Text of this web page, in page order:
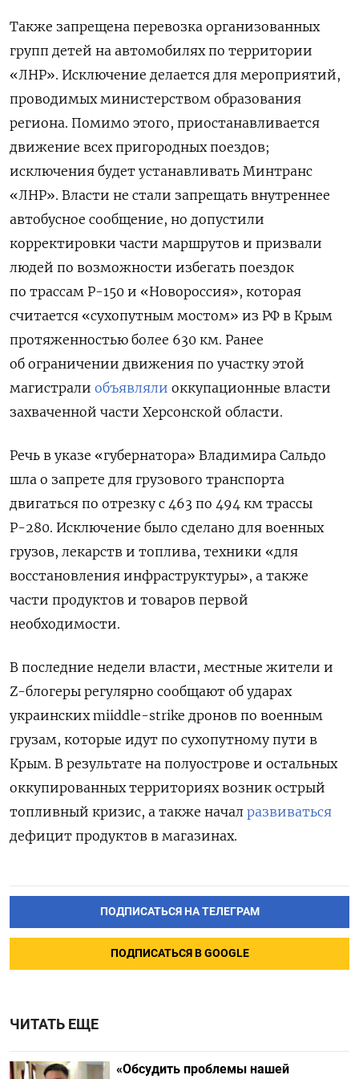
Также запрещена перевозка организованных
групп детей на автомобилях по территории
«ЛНР». Исключение делается для мероприятий,
проводимых министерством образования
региона. Помимо этого, приостанавливается
движение всех пригородных поездов;
исключения будет устанавливать Минтранс
«ЛНР». Власти не стали запрещать внутреннее
автобусное сообщение, но допустили
корректировки части маршрутов и призвали
людей по возможности избегать поездок
по трассам Р-150 и «Новороссия», которая
считается «сухопутным мостом» из РФ в Крым
протяженностью более 630 км. Ранее
об ограничении движения по участку этой
магистрали объявляли оккупационные власти
захваченной части Херсонской области.
Речь в указе «губернатора» Владимира Сальдо
шла о запрете для грузового транспорта
двигаться по отрезку с 463 по 494 км трассы
Р-280. Исключение было сделано для военных
грузов, лекарств и топлива, техники «для
восстановления инфраструктуры», а также
части продуктов и товаров первой
необходимости.
В последние недели власти, местные жители и
Z-блогеры регулярно сообщают об ударах
украинских miiddle-strike дронов по военным
грузам, которые идут по сухопутному пути в
Крым. В результате на полуострове и остальных
оккупированных территориях возник острый
топливный кризис, а также начал развиваться
дефицит продуктов в магазинах.
ПОДПИСАТЬСЯ НА ТЕЛЕГРАМ
ПОДПИСАТЬСЯ В GOOGLE
ЧИТАТЬ ЕЩЕ
«Обсудить проблемы нашей